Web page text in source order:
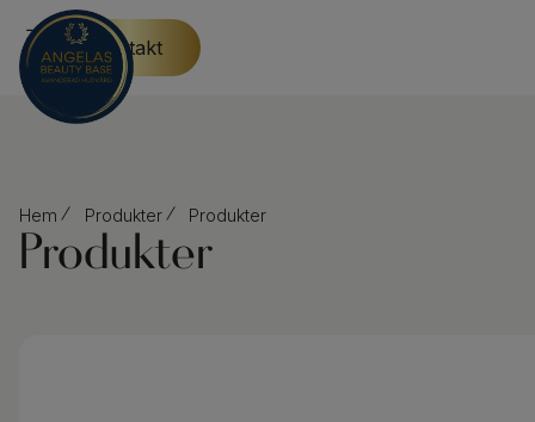
Kontakt
Hem Produkter Produkter
Produkter